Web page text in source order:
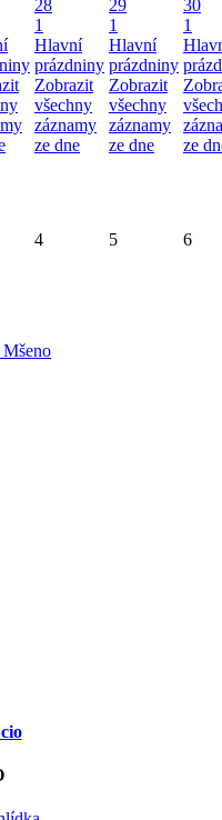
28
1
Hlavní
prázdniny
Zobrazit
všechny
záznamy
ze dne
29
1
Hlavní
prázdniny
Zobrazit
všechny
záznamy
ze dne
30
1
ze
4 5 6